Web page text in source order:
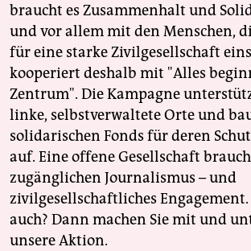
braucht es Zusammenhalt und
und vor allem mit den Menschen,
für eine starke Zivilgesellschaft
kooperiert deshalb mit "Alles
Zentrum". Die Kampagne
linke, selbstverwaltete Orte und
solidarischen Fonds für deren
auf. Eine offene Gesellschaft
zugänglichen Journalismus – und
zivilgesellschaftliches Engagement.
auch? Dann machen Sie mit und
unsere Aktion.